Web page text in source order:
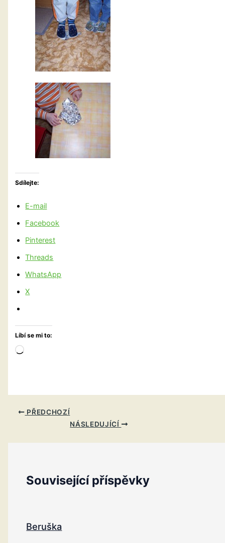
Sdílejte:
E-mail
Facebook
Pinterest
Threads
WhatsApp
X
Líbí se mi to:
Načítání…
PŘEDCHOZÍ
NÁSLEDUJÍCÍ
Související příspěvky
Beruška